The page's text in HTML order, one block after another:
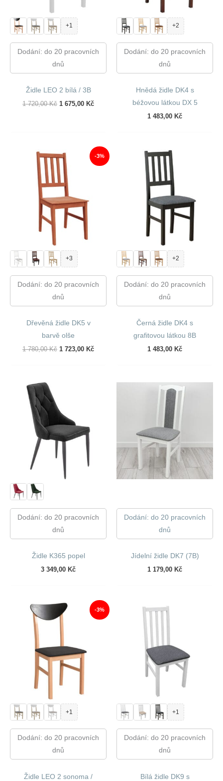
+1
Dodání: do 20 pracovních
dnů
Židle LEO 2 bílá / 3B
1 720,00Kč Původní
1 675,00 KčAktuální
+2
Dodání: do 20 pracovních
dnů
Hnědá židle DK4 s
béžovou látkou DX 5
1 483,00 Kč
-3%
+3
Dodání: do 20 pracovních
dnů
Dřevěná židle DK5 v
barvě olše
1 780,00Kč Původní
1 723,00 KčAktuální
723,00 Kč.
+2
Dodání: do 20 pracovních
dnů
Černá židle DK4 s
grafitovou látkou 8B
1 483,00 Kč
Dodání: do 20 pracovních
dnů
Židle K365 popel
3 349,00 Kč
Dodání: do 20 pracovních
dnů
Jídelní židle DK7 (7B)
1 179,00 Kč
-3%
+1
Dodání: do 20 pracovních
dnů
Židle LEO 2 sonoma /
+1
Dodání: do 20 pracovních
dnů
Bílá židle DK9 s